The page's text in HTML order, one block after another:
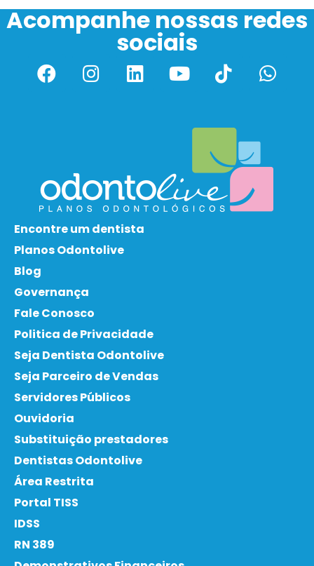
Acompanhe nossas redes
sociais
Encontre um dentista
Planos Odontolive
Blog
Governança
Fale Conosco
Politica de Privacidade
Seja Dentista Odontolive
Seja Parceiro de Vendas
Servidores Públicos
Ouvidoria
Substituição prestadores
Dentistas Odontolive
Área Restrita
Portal TISS
IDSS
RN 389